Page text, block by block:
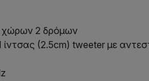
χώρων 2 δρόμων
ίντσας (2.5cm) tweeter με